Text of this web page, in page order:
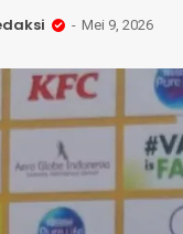
Mei 9, 2026